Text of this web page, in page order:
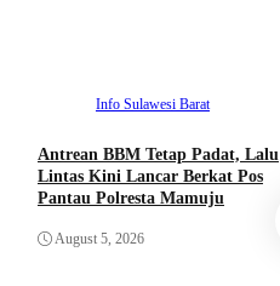
Info Sulawesi Barat
Antrean BBM Tetap Padat, Lalu
Lintas Kini Lancar Berkat Pos
Pantau Polresta Mamuju
August 5, 2026